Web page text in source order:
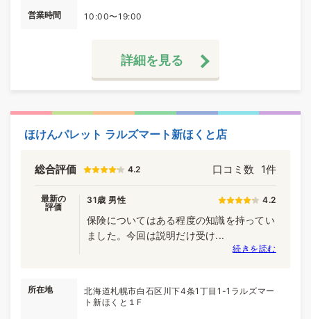
営業時間 10:00〜19:00
詳細を見る
ほけんパレット ラルズマート新ほくと店
総合評価 4.2 口コミ数 1件
最新の
評価
31歳 男性 4.2
保険についてはある程度の知識を持ってい
ました。今回は説明だけ受け...
続きを読む
所在地
北海道札幌市白石区川下4条1丁目1-1ラルズマー
ト新ほくと１F